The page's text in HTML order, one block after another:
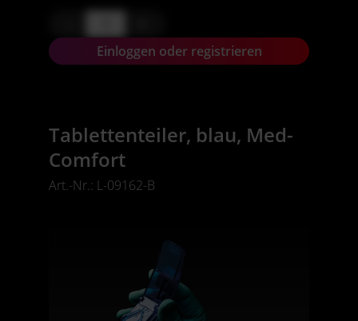
Einloggen oder registrieren
Tablettenteiler, blau, Med-
Comfort
Art.-Nr.: L-09162-B